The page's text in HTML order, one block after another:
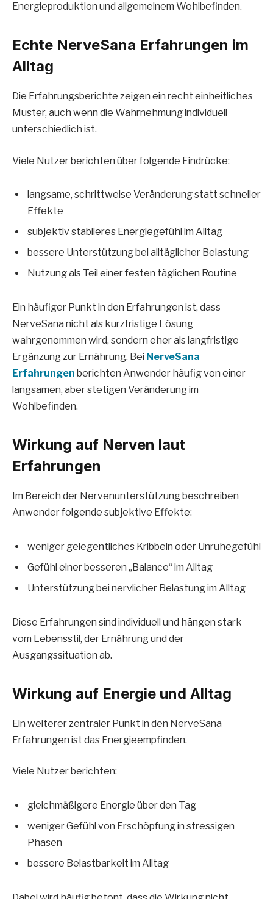
Energieproduktion und allgemeinem Wohlbefinden.
Echte NerveSana Erfahrungen im
Alltag
Die Erfahrungsberichte zeigen ein recht einheitliches
Muster, auch wenn die Wahrnehmung individuell
unterschiedlich ist.
Viele Nutzer berichten über folgende Eindrücke:
langsame, schrittweise Veränderung statt schneller
Effekte
subjektiv stabileres Energiegefühl im Alltag
bessere Unterstützung bei alltäglicher Belastung
Nutzung als Teil einer festen täglichen Routine
Ein häufiger Punkt in den Erfahrungen ist, dass
NerveSana nicht als kurzfristige Lösung
wahrgenommen wird, sondern eher als langfristige
Ergänzung zur Ernährung. Bei NerveSana
Erfahrungen berichten Anwender häufig von einer
langsamen, aber stetigen Veränderung im
Wohlbefinden.
Wirkung auf Nerven laut
Erfahrungen
Im Bereich der Nervenunterstützung beschreiben
Anwender folgende subjektive Effekte:
weniger gelegentliches Kribbeln oder Unruhegefühl
Gefühl einer besseren „Balance“ im Alltag
Unterstützung bei nervlicher Belastung im Alltag
Diese Erfahrungen sind individuell und hängen stark
vom Lebensstil, der Ernährung und der
Ausgangssituation ab.
Wirkung auf Energie und Alltag
Ein weiterer zentraler Punkt in den NerveSana
Erfahrungen ist das Energieempfinden.
Viele Nutzer berichten:
gleichmäßigere Energie über den Tag
weniger Gefühl von Erschöpfung in stressigen
Phasen
bessere Belastbarkeit im Alltag